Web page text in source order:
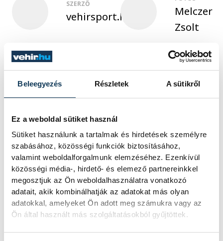
Beleegyezés Részletek A sütikről
Ez a weboldal sütiket használ
Sütiket használunk a tartalmak és hirdetések személyre
szabásához, közösségi funkciók biztosításához,
valamint weboldalforgalmunk elemzéséhez. Ezenkívül
közösségi média-, hirdető- és elemező partnereinkkel
megosztjuk az Ön weboldalhasználatra vonatkozó
adatait, akik kombinálhatják az adatokat más olyan
adatokkal, amelyeket Ön adott meg számukra vagy az
Ön által használt más szolgáltatásokból gyűjtöttek.
SZERZŐ
vehirsport.hu
Melczer
Zsolt
Események
KORÁBBI ESEMÉNYEK BETÖLTÉSE
SOROZAT FÉRFI FUTSAL NB I, A 3.
HELYÉRT, 2025/2026
HAZAI
VEHÍR VESZPRÉM
VENDÉG
DEAC FUTSAL
IDŐPONT
2026. JÚNIUS 5. 18:30
HELYSZÍN
VESZPRÉM, MÁRCIUS 15.
UTCAI SPORTCSARNOK